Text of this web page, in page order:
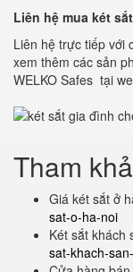
Liên hệ mua két
Liên hệ trực tiếp với
xem thêm các sản
WELKO Safes tại
Tham
Giá két sắt ở
sat-o-ha-noi
Két sắt khách
sat-khach-